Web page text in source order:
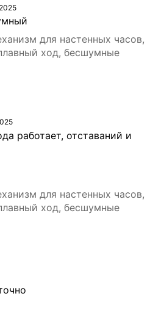
для настенных часов,
ход, бесшумные
работает, отставаний и
для настенных часов,
ход, бесшумные